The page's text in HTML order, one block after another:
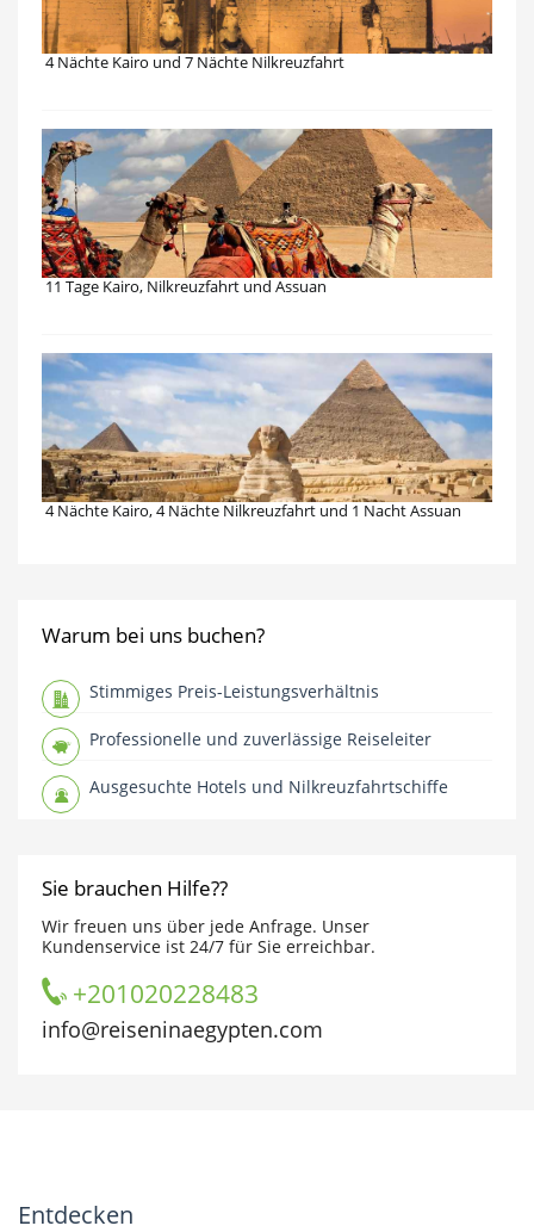
4 Nächte Kairo und 7 Nächte Nilkreuzfahrt
11 Tage Kairo, Nilkreuzfahrt und Assuan
4 Nächte Kairo, 4 Nächte Nilkreuzfahrt und 1 Nacht Assuan
Warum bei uns buchen?
Stimmiges Preis-Leistungsverhältnis
Professionelle und zuverlässige Reiseleiter
Ausgesuchte Hotels und Nilkreuzfahrtschiffe
Sie brauchen Hilfe??
Wir freuen uns über jede Anfrage. Unser
Kundenservice ist 24/7 für Sie erreichbar.
+201020228483
info@reiseninaegypten.com
Entdecken